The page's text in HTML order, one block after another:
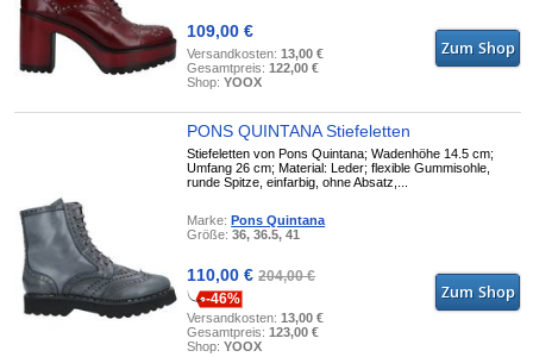
109,00 €
Versandkosten:13,00 €
Gesamtpreis:122,00 €
Shop:YOOX
PONS QUINTANA Stiefeletten
Stiefeletten von Pons Quintana; Wadenhöhe 14.5 cm;
Umfang 26 cm; Material: Leder; flexible Gummisohle,
runde Spitze, einfarbig, ohne Absatz,...
Marke:Pons Quintana
Größe:36, 36.5, 41
110,00 €204,00 €
-46%
Versandkosten:13,00 €
Gesamtpreis:123,00 €
Shop:YOOX